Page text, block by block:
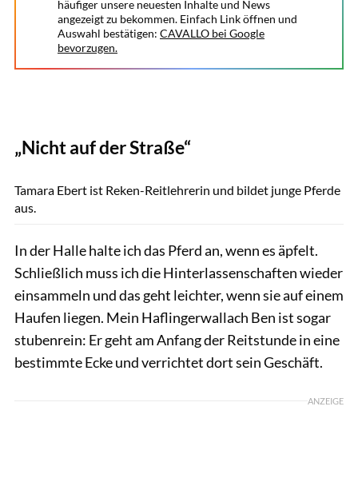
häufiger unsere neuesten Inhalte und News
angezeigt zu bekommen. Einfach Link öffnen und
Auswahl bestätigen: CAVALLO bei Google
bevorzugen.
„Nicht auf der Straße“
Tamara Ebert ist Reken-Reitlehrerin und bildet junge Pferde
aus.
In der Halle halte ich das Pferd an, wenn es äpfelt.
Schließlich muss ich die Hinterlassenschaften wieder
einsammeln und das geht leichter, wenn sie auf einem
Haufen liegen. Mein Haflingerwallach Ben ist sogar
stubenrein: Er geht am Anfang der Reitstunde in eine
bestimmte Ecke und verrichtet dort sein Geschäft.
ANZEIGE